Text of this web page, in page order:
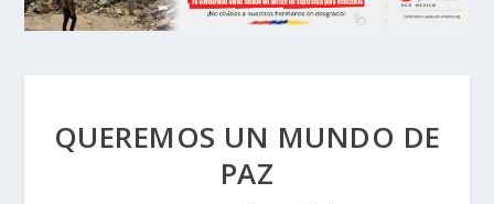
QUEREMOS UN MUNDO DE
PAZ